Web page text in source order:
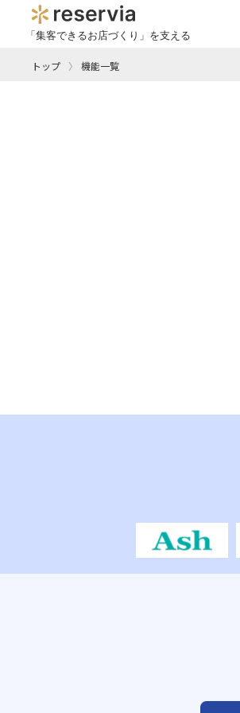
「集客できるお店づくり」を支える
トップ 機能一覧